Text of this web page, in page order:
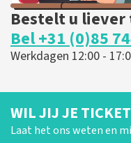
Bestelt u liever
Bel +31 (0)85
Werkdagen 12:00 -
WIL JIJ JE
Laat het ons weten en